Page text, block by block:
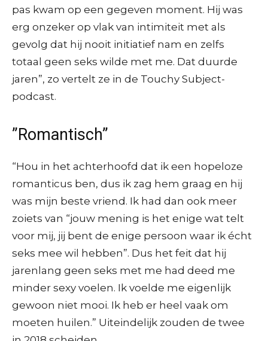
pas kwam op een gegeven moment. Hij was
erg onzeker op vlak van intimiteit met als
gevolg dat hij nooit initiatief nam en zelfs
totaal geen seks wilde met me. Dat duurde
jaren”, zo vertelt ze in de Touchy Subject-
podcast.
”Romantisch”
“Hou in het achterhoofd dat ik een hopeloze
romanticus ben, dus ik zag hem graag en hij
was mijn beste vriend. Ik had dan ook meer
zoiets van “jouw mening is het enige wat telt
voor mij, jij bent de enige persoon waar ik écht
seks mee wil hebben”. Dus het feit dat hij
jarenlang geen seks met me had deed me
minder sexy voelen. Ik voelde me eigenlijk
gewoon niet mooi. Ik heb er heel vaak om
moeten huilen.” Uiteindelijk zouden de twee